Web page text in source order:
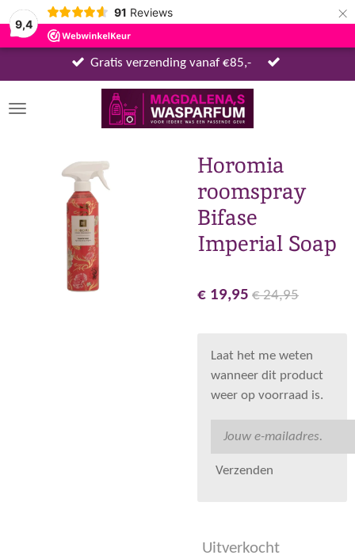
9,4
91 Reviews ×
Gratis verzending vanaf €85,-
Horomia
roomspray
Bifase
Imperial Soap
€ 19,95 € 24,95
Laat het me weten
wanneer dit product
weer op voorraad is.
Verzenden
Uitverkocht